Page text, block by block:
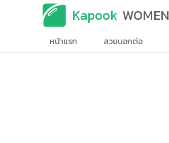
Kapook WOMEN
หน้าแรก สวยบอกต่อ